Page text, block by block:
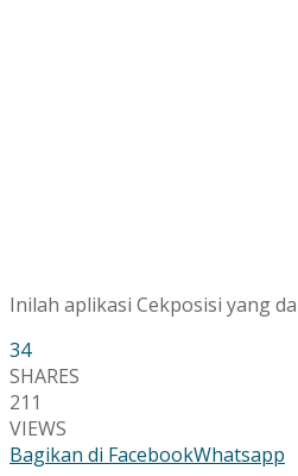
Inilah aplikasi Cekposisi yang
34
SHARES
211
VIEWS
Bagikan di FacebookWhatsapp